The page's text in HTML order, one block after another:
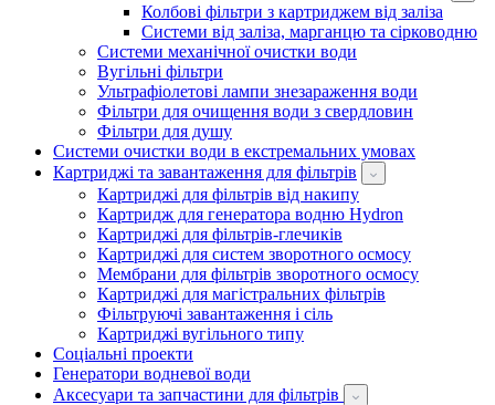
Колбові фільтри з картриджем від заліза
Системи від заліза, марганцю та сірководню
Системи механічної очистки води
Вугільні фільтри
Ультрафіолетові лампи знезараження води
Фільтри для очищення води з свердловин
Фільтри для душу
Системи очистки води в екстремальних умовах
Картриджі та завантаження для фільтрів
Картриджі для фільтрів від накипу
Картридж для генератора водню Hydron
Картриджі для фільтрів-глечиків
Картриджі для систем зворотного осмосу
Мембрани для фільтрів зворотного осмосу
Картриджі для магістральних фільтрів
Фільтруючі завантаження і сіль
Картриджі вугільного типу
Соціальні проекти
Генератори водневої води
Аксесуари та запчастини для фільтрів